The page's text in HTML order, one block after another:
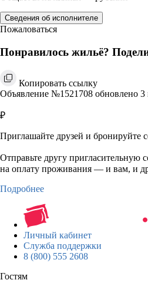
Сведения об исполнителе
Пожаловаться
Понравилось жильё?
Копировать ссылку
Объявление №1521708 обновлено 3
₽
Приглашайте друзей и бронируйте
Отправьте другу
на оплату проживания — и вам, и
Подробнее
Личный кабинет
Служба поддержки
8 (800) 555 2608
Гостям